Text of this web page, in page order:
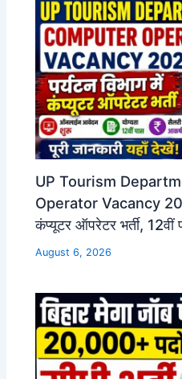
UP Tourism
Operator Vacancy
कंप्यूटर ऑपरेटर भर्ती,
August 6, 2026